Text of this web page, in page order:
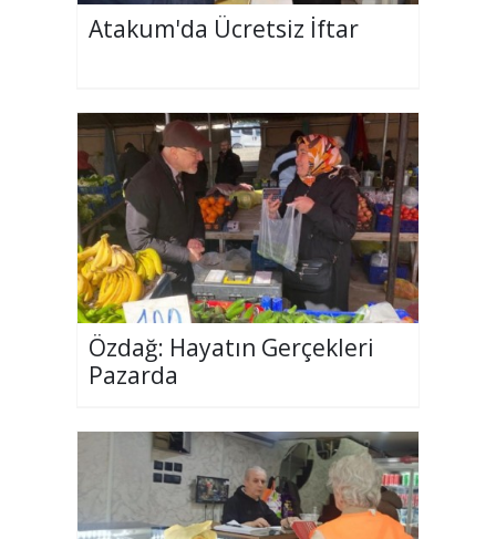
Atakum'da Ücretsiz İftar
Özdağ: Hayatın Gerçekleri
Pazarda